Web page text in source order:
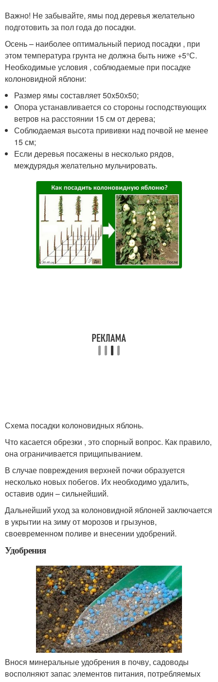
Важно! Не забывайте, ямы под деревья желательно
подготовить за пол года до посадки.
Осень – наиболее оптимальный период посадки , при
этом температура грунта не должна быть ниже +5°С.
Необходимые условия , соблюдаемые при посадке
колоновидной яблони:
Размер ямы составляет 50х50х50;
Опора устанавливается со стороны господствующих
ветров на расстоянии 15 см от дерева;
Соблюдаемая высота прививки над почвой не менее
15 см;
Если деревья посажены в несколько рядов,
междурядья желательно мульчировать.
Схема посадки колоновидных яблонь.
Что касается обрезки , это спорный вопрос. Как правило,
она ограничивается прищипыванием.
В случае повреждения верхней почки образуется
несколько новых побегов. Их необходимо удалить,
оставив один – сильнейший.
Дальнейший уход за колоновидной яблоней заключается
в укрытии на зиму от морозов и грызунов,
своевременном поливе и внесении удобрений.
Удобрения
Внося минеральные удобрения в почву, садоводы
восполняют запас элементов питания, потребляемых